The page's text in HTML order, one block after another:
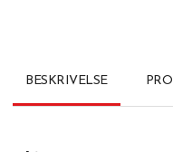
BESKRIVELSE